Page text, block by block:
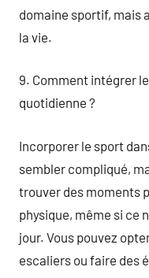
domaine sportif, mais
la vie.
9. Comment intégrer
quotidienne ?
Incorporer le sport
sembler compliqué,
trouver des moments
physique, même si ce
jour. Vous pouvez
escaliers ou faire des